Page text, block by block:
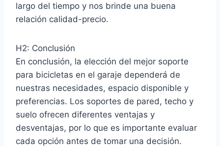
largo del tiempo y nos brinde una buena
relación calidad-precio.
H2: Conclusión
En conclusión, la elección del mejor soporte
para bicicletas en el garaje dependerá de
nuestras necesidades, espacio disponible y
preferencias. Los soportes de pared, techo y
suelo ofrecen diferentes ventajas y
desventajas, por lo que es importante evaluar
cada opción antes de tomar una decisión.